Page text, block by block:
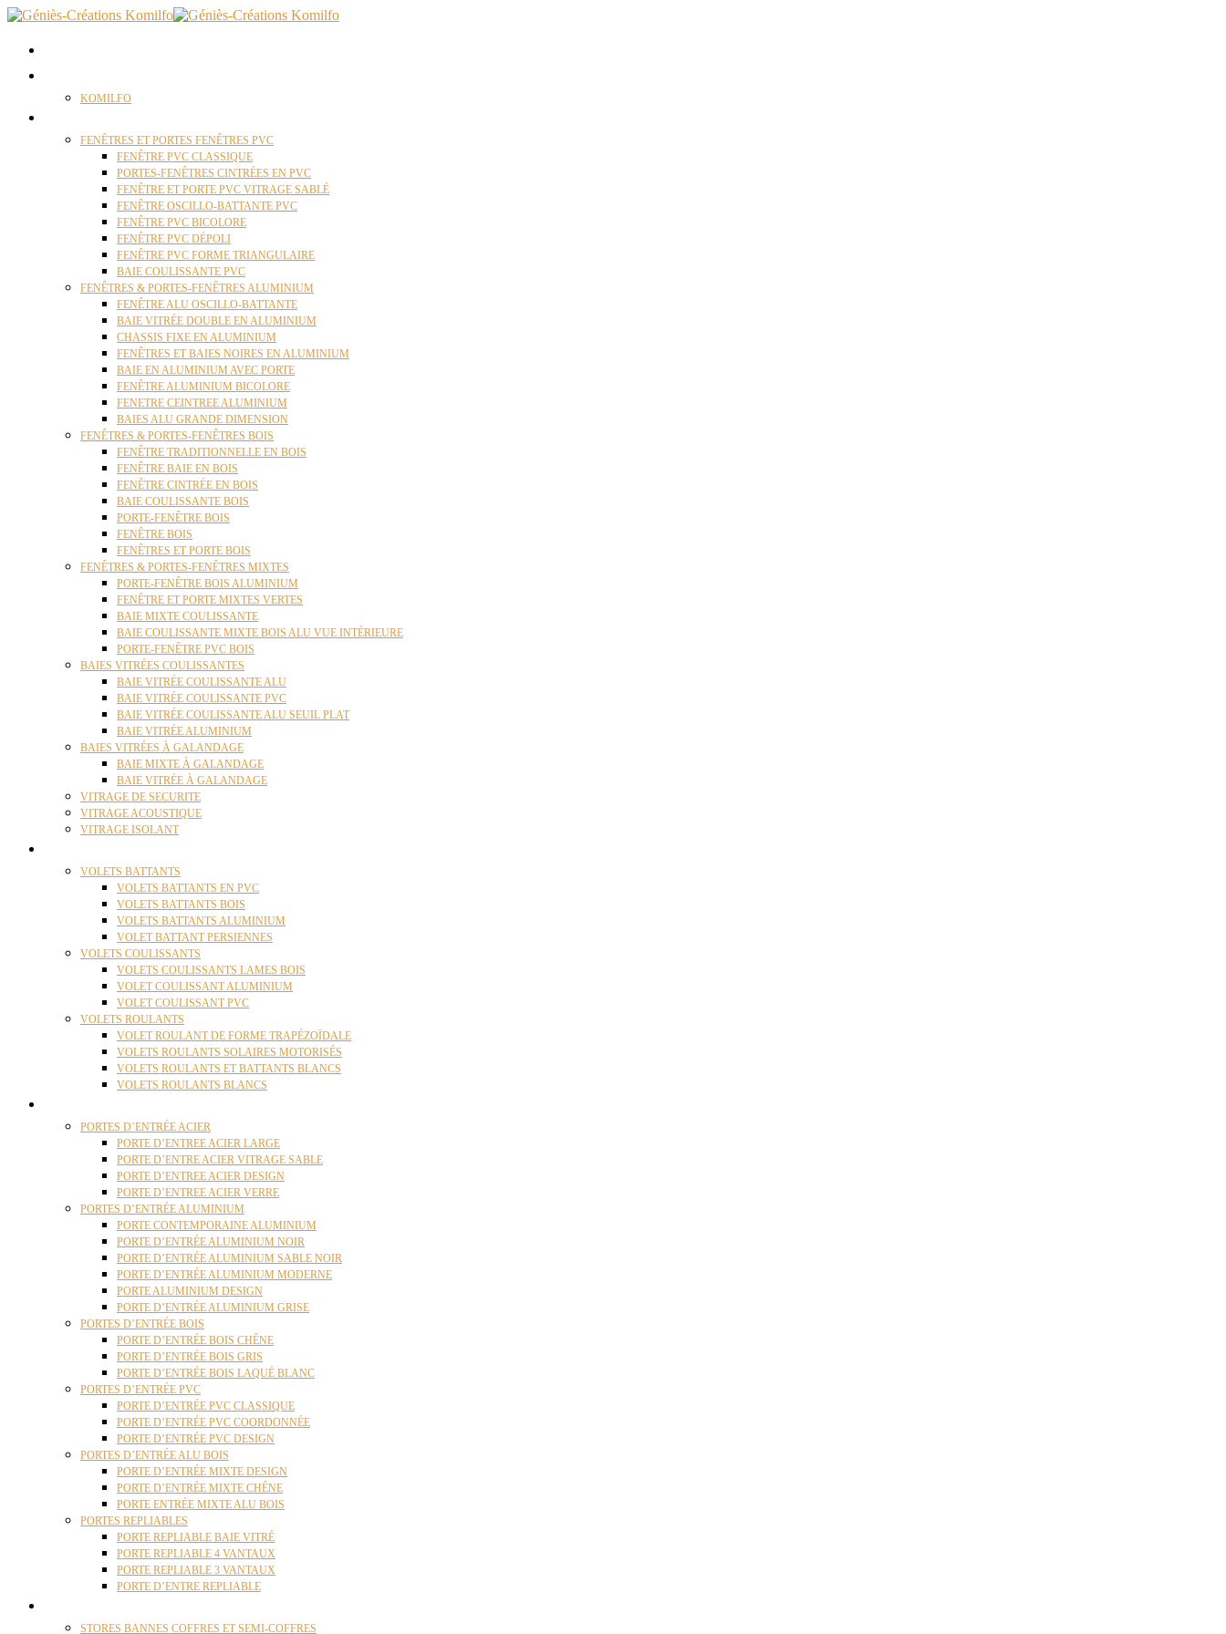
KOMILFO
FENÊTRES ET PORTES FENÊTRES PVC
FENÊTRE PVC CLASSIQUE
PORTES-FENÊTRES CINTRÉES EN PVC
FENÊTRE ET PORTE PVC VITRAGE SABLÉ
FENÊTRE OSCILLO-BATTANTE PVC
FENÊTRE PVC BICOLORE
FENÊTRE PVC DÉPOLI
FENÊTRE PVC FORME TRIANGULAIRE
BAIE COULISSANTE PVC
FENÊTRES & PORTES-FENÊTRES ALUMINIUM
FENÊTRE ALU OSCILLO-BATTANTE
BAIE VITRÉE DOUBLE EN ALUMINIUM
CHASSIS FIXE EN ALUMINIUM
FENÊTRES ET BAIES NOIRES EN ALUMINIUM
BAIE EN ALUMINIUM AVEC PORTE
FENÊTRE ALUMINIUM BICOLORE
FENETRE CEINTREE ALUMINIUM
BAIES ALU GRANDE DIMENSION
FENÊTRES & PORTES-FENÊTRES BOIS
FENÊTRE TRADITIONNELLE EN BOIS
FENÊTRE BAIE EN BOIS
FENÊTRE CINTRÉE EN BOIS
BAIE COULISSANTE BOIS
PORTE-FENÊTRE BOIS
FENÊTRE BOIS
FENÊTRES ET PORTE BOIS
FENÊTRES & PORTES-FENÊTRES MIXTES
PORTE-FENÊTRE BOIS ALUMINIUM
FENÊTRE ET PORTE MIXTES VERTES
BAIE MIXTE COULISSANTE
BAIE COULISSANTE MIXTE BOIS ALU VUE INTÉRIEURE
PORTE-FENÊTRE PVC BOIS
BAIES VITRÉES COULISSANTES
BAIE VITRÉE COULISSANTE ALU
BAIE VITRÉE COULISSANTE PVC
BAIE VITRÉE COULISSANTE ALU SEUIL PLAT
BAIE VITRÉE ALUMINIUM
BAIES VITRÉES À GALANDAGE
BAIE MIXTE À GALANDAGE
BAIE VITRÉE À GALANDAGE
VITRAGE DE SECURITE
VITRAGE ACOUSTIQUE
VITRAGE ISOLANT
VOLETS BATTANTS
VOLETS BATTANTS EN PVC
VOLETS BATTANTS BOIS
VOLETS BATTANTS ALUMINIUM
VOLET BATTANT PERSIENNES
VOLETS COULISSANTS
VOLETS COULISSANTS LAMES BOIS
VOLET COULISSANT ALUMINIUM
VOLET COULISSANT PVC
VOLETS ROULANTS
VOLET ROULANT DE FORME TRAPÉZOÏDALE
VOLETS ROULANTS SOLAIRES MOTORISÉS
VOLETS ROULANTS ET BATTANTS BLANCS
VOLETS ROULANTS BLANCS
PORTES D’ENTRÉE ACIER
PORTE D’ENTREE ACIER LARGE
PORTE D’ENTRE ACIER VITRAGE SABLE
PORTE D’ENTREE ACIER DESIGN
PORTE D’ENTREE ACIER VERRE
PORTES D’ENTRÉE ALUMINIUM
PORTE CONTEMPORAINE ALUMINIUM
PORTE D’ENTRÉE ALUMINIUM NOIR
PORTE D’ENTRÉE ALUMINIUM SABLE NOIR
PORTE D’ENTRÉE ALUMINIUM MODERNE
PORTE ALUMINIUM DESIGN
PORTE D’ENTRÉE ALUMINIUM GRISE
PORTES D’ENTRÉE BOIS
PORTE D’ENTRÉE BOIS CHÊNE
PORTE D’ENTRÉE BOIS GRIS
PORTE D’ENTRÉE BOIS LAQUÉ BLANC
PORTES D’ENTRÉE PVC
PORTE D’ENTRÉE PVC CLASSIQUE
PORTE D’ENTRÉE PVC COORDONNÉE
PORTE D’ENTRÉE PVC DESIGN
PORTES D’ENTRÉE ALU BOIS
PORTE D’ENTRÉE MIXTE DESIGN
PORTE D’ENTRÉE MIXTE CHÊNE
PORTE ENTRÉE MIXTE ALU BOIS
PORTES REPLIABLES
PORTE REPLIABLE BAIE VITRÉ
PORTE REPLIABLE 4 VANTAUX
PORTE REPLIABLE 3 VANTAUX
PORTE D’ENTRE REPLIABLE
STORES BANNES COFFRES ET SEMI-COFFRES